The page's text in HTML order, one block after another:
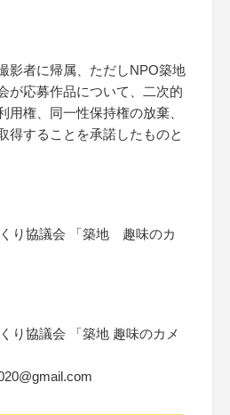
影者に帰属、ただしNPO築地
が応募作品について、二次的
用権、同一性保持権の放棄、
得することを承諾したものと
り協議会 「築地 趣味のカ
り協議会 「築地 趣味のカメ